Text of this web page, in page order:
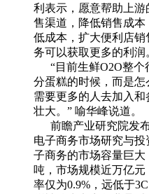
利表示，愿意帮助上
售渠道，降低销售成
低成本，扩大便利店
务可以获取更多的利润
“目前生鲜O2O整个
分蛋糕的时候，而是
需要更多的人去加入
壮大。” 喻华峰说道。
前瞻产业研究院发布
电子商务市场研究与
子商务的市场容量巨大
吨，市场规模近万亿
率仅为0.9%，远低于